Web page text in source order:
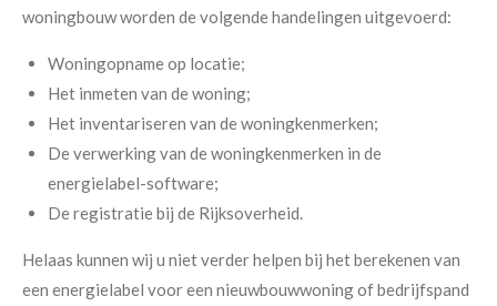
woningbouw worden de volgende handelingen uitgevoerd:
Woningopname op locatie;
Het inmeten van de woning;
Het inventariseren van de woningkenmerken;
De verwerking van de woningkenmerken in de
energielabel-software;
De registratie bij de Rijksoverheid.
Helaas kunnen wij u niet verder helpen bij het berekenen van
een energielabel voor een nieuwbouwwoning of bedrijfspand